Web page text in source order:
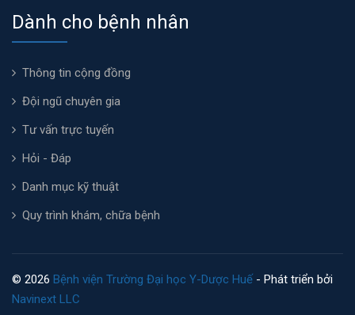
Dành cho bệnh nhân
Thông tin cộng đồng
Đội ngũ chuyên gia
Tư vấn trực tuyến
Hỏi - Đáp
Danh mục kỹ thuật
Quy trình khám, chữa bệnh
© 2026 Bệnh viện Trường Đại học Y-Dược Huế - Phát triển bởi
Navinext LLC